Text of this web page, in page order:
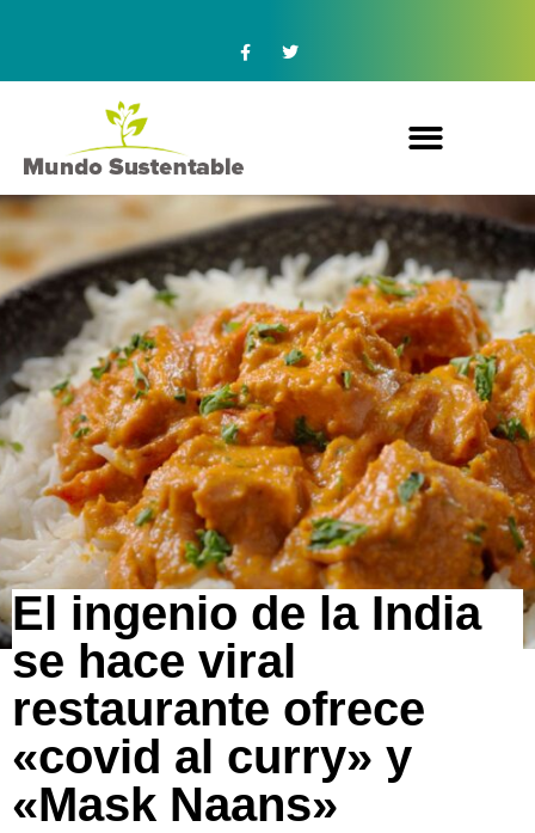
El ingenio de la India
se hace viral
restaurante ofrece
«covid al curry» y
«Mask Naans»